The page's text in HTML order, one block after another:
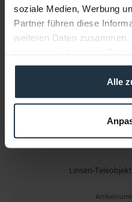
soziale Medien, Werbung
Partner führen diese
weiteren Daten
gesammelt haben.
Alle
Weitere Artikel von
Linsen-